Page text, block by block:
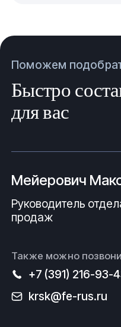
Поможем
Быстро
для вас
Мейерович
Руководитель
продаж
Также можно
+7 (391) 216-93-
krsk@fe-rus.ru